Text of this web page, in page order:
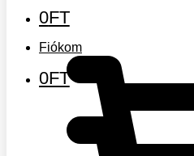
Fiókom
0FT
0FT